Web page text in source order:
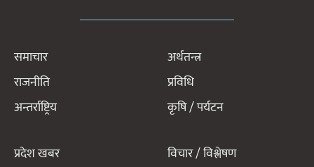
समाचार
राजनीति
अन्तर्राष्ट्रिय
अर्थतन्त्र
प्रविधि
कृषि / पर्यटन
प्रदेश खबर
विचार / विश्लेषण